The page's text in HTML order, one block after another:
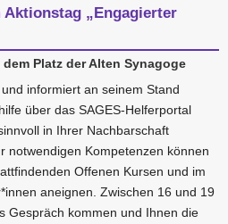
Aktionstag „Engagierter
Platz der Alten Synagoge
informiert an seinem Stand
über das SAGES-Helferportal
in Ihrer Nachbarschaft
notwendigen Kompetenzen können
Offenen Kursen und im
aneignen. Zwischen 16 und 19
Gespräch kommen und Ihnen die